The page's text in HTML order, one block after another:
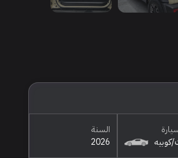
كوبيه
السنة
2026